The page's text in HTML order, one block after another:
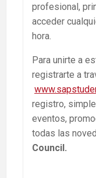
profesional,
acceder
hora.
Para unirte a
registrarte a
registro,
eventos,
todas las
Council.